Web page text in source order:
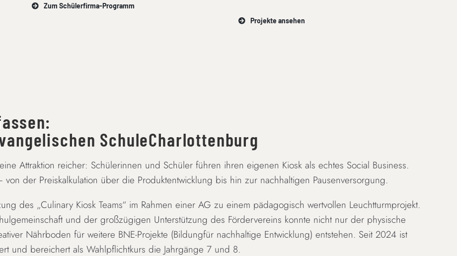
Zum Schülerfirma-Programm
Projekte ansehen
SchuleCharlottenburg
Attraktion reicher: Schülerinnen und Schüler führen ihren eigenen Kiosk als echtes Social Business.
der Preiskalkulation über die Produktentwicklung bis hin zur nachhaltigen Pausenversorgung.
des „Culinary Kiosk Teams“ im Rahmen einer AG zu einem pädagogisch wertvollen Leuchtturmprojekt.
und der großzügigen Unterstützung des Fördervereins konnte nicht nur der physische
Nährboden für weitere BNE-Projekte (Bildungfür nachhaltige Entwicklung) entstehen. Seit 2024 ist
und bereichert als Wahlpflichtkurs die Jahrgänge 7 und 8.